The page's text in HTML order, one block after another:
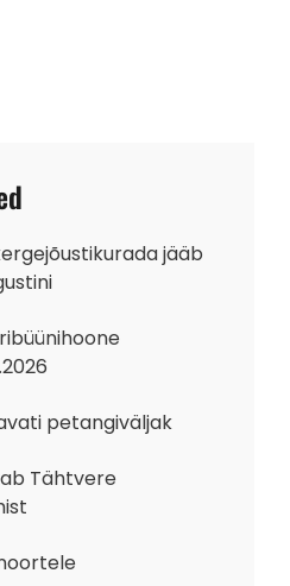
jääb
petangiväljak
Tähtvere